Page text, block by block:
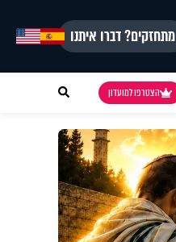
מתחזקים? דברו איתנו
הצטרפו למועדון